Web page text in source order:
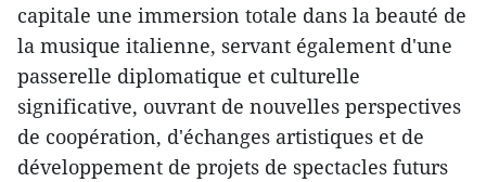
capitale une immersion totale dans la beauté de
la musique italienne, servant également d'une
passerelle diplomatique et culturelle
significative, ouvrant de nouvelles perspectives
de coopération, d'échanges artistiques et de
développement de projets de spectacles futurs